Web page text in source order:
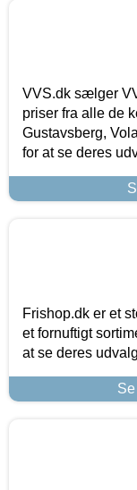
VVS.dk sælger
priser fra alle de
Gustavsberg,
for at se deres
Frishop.dk er et
et fornuftigt
at se deres